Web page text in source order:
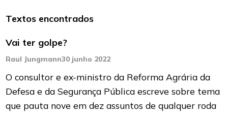
Textos encontrados
Vai ter golpe?
Raul Jungmann30 junho 2022
O consultor e ex-ministro da Reforma Agrária da
Defesa e da Segurança Pública escreve sobre tema
que pauta nove em dez assuntos de qualquer roda